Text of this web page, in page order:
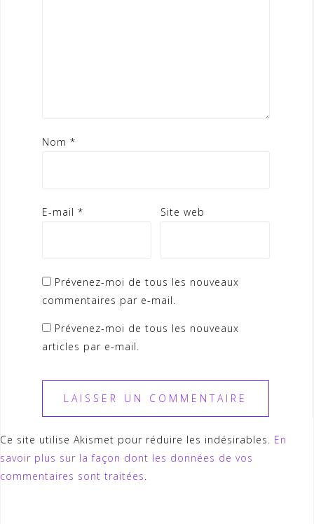
Nom *
E-mail * Site web
Prévenez-moi de tous les nouveaux
commentaires par e-mail.
Prévenez-moi de tous les nouveaux
articles par e-mail.
Ce site utilise Akismet pour réduire les indésirables. En
savoir plus sur la façon dont les données de vos
commentaires sont traitées.